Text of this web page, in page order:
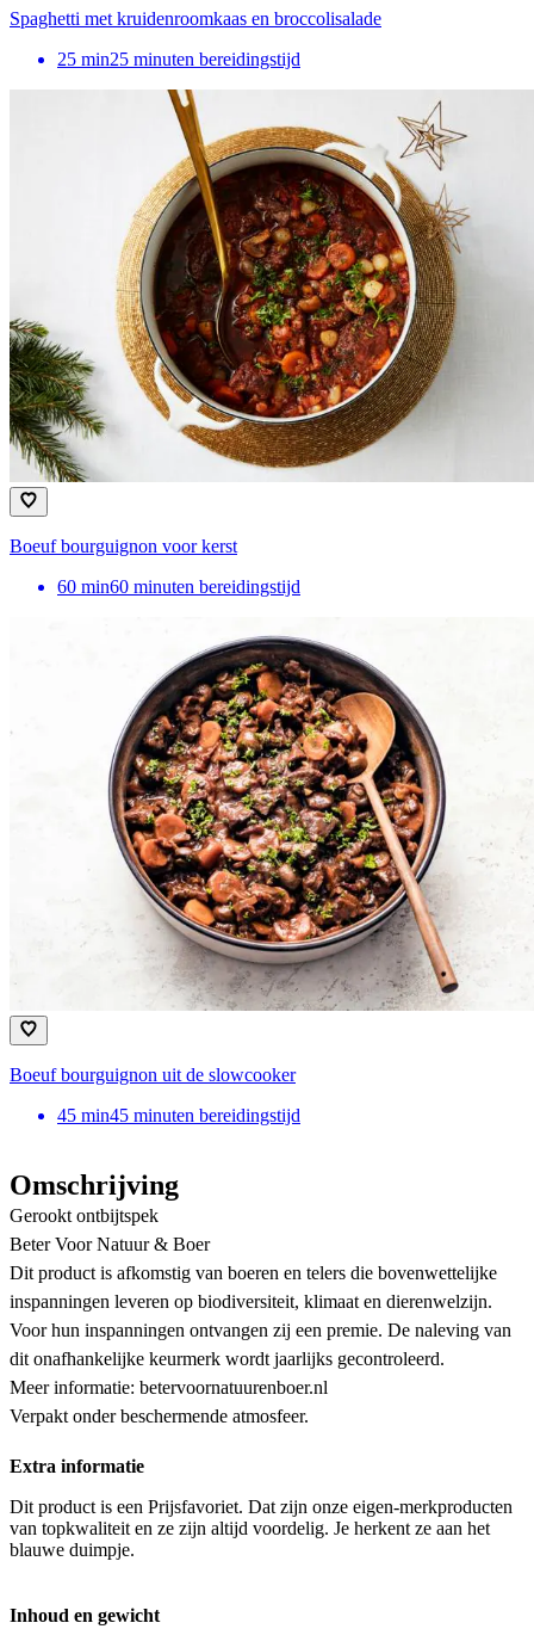
Spaghetti met kruidenroomkaas en broccolisalade
25 min25 minuten bereidingstijd
Boeuf bourguignon voor kerst
60 min60 minuten bereidingstijd
Boeuf bourguignon uit de slowcooker
45 min45 minuten bereidingstijd
Omschrijving
Gerookt ontbijtspek
Beter Voor Natuur & Boer
Dit product is afkomstig van boeren en telers die bovenwettelijke
inspanningen leveren op biodiversiteit, klimaat en dierenwelzijn.
Voor hun inspanningen ontvangen zij een premie. De naleving van
dit onafhankelijke keurmerk wordt jaarlijks gecontroleerd.
Meer informatie: betervoornatuurenboer.nl
Verpakt onder beschermende atmosfeer.
Extra informatie
Dit product is een Prijsfavoriet. Dat zijn onze eigen-merkproducten
van topkwaliteit en ze zijn altijd voordelig. Je herkent ze aan het
blauwe duimpje.
Inhoud en gewicht